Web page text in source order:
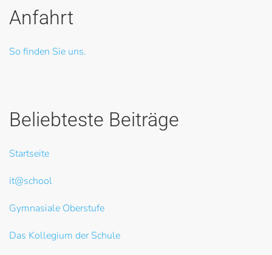
Anfahrt
So finden Sie uns.
Beliebteste Beiträge
Startseite
it@school
Gymnasiale Oberstufe
Das Kollegium der Schule